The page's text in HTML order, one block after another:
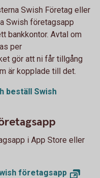
Swish Företag eller
Swish företagsapp
bankkontor. Avtal om
per
gör att ni får tillgång
är kopplade till det.
beställ Swish
i App Store eller
företagsapp